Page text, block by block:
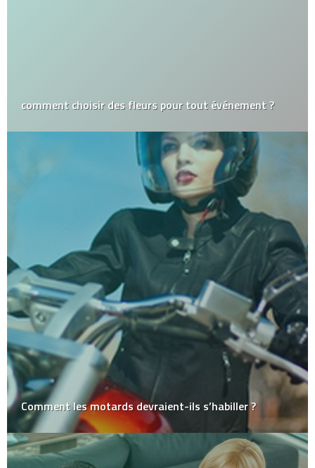
comment choisir des fleurs pour tout événement ?
Comment les motards devraient-ils s’habiller ?